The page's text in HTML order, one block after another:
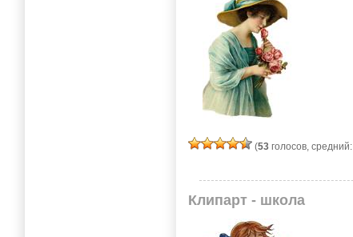
(53 голосов, средний:
Клипарт - школа